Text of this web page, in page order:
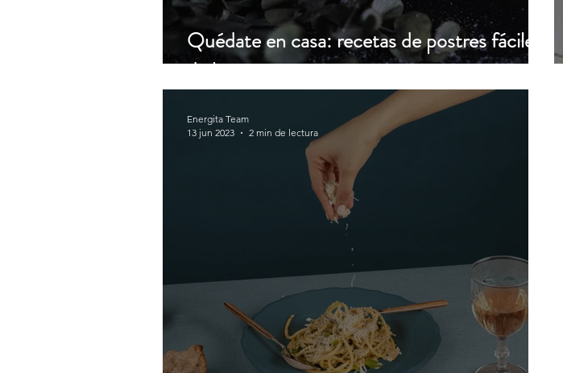
Quédate en casa: recetas de postres fáciles
de hacer
Energita Team
13 jun 2023
2 min de lectura